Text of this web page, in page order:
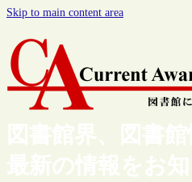
Skip to main content area
図書館界、図書
最新の情報をお